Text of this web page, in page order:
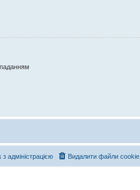
Видалити файли cookie
з адміністрацією